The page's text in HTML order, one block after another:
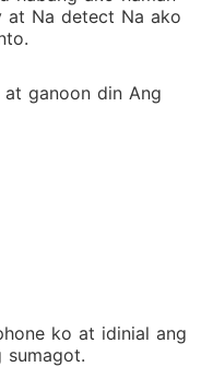
at Na detect Na ako
ganoon din Ang
ko at idinial ang
sumagot.